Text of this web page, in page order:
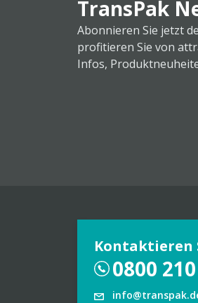
TransPak
Abonnieren Sie jetzt
profitieren Sie von
Infos,
Kontaktieren
0800